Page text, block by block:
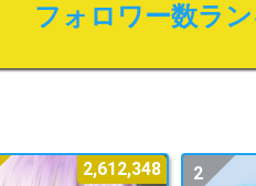
フォロワー数ラ
2,612,348 2